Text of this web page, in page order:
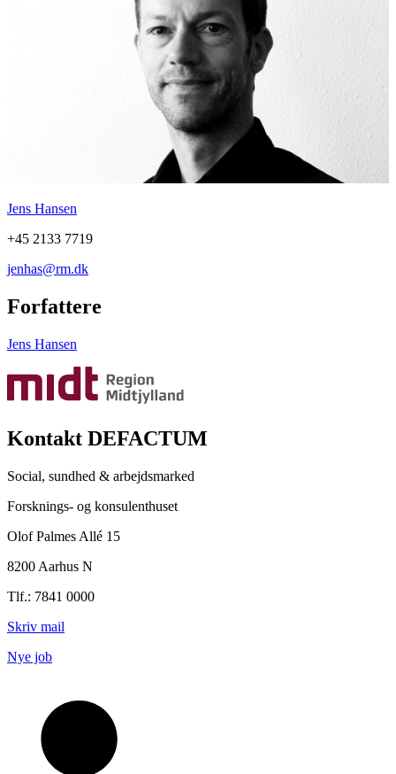
Jens Hansen
+45 2133 7719
jenhas@rm.dk
Forfattere
Jens Hansen
Kontakt DEFACTUM
Social, sundhed & arbejdsmarked
Forsknings- og konsulenthuset
Olof Palmes Allé 15
8200 Aarhus N
Tlf.: 7841 0000
Skriv mail
Nye job